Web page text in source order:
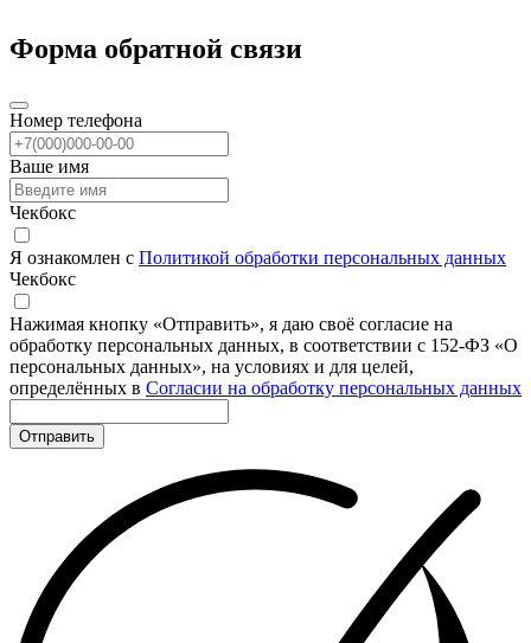
Форма обратной связи
Номер телефона
Ваше имя
Чекбокс
Я ознакомлен с Политикой обработки персональных данных
Чекбокс
Нажимая кнопку «Отправить», я даю своё согласие на
обработку персональных данных, в соответствии с 152-ФЗ «О
персональных данных», на условиях и для целей,
определённых в Согласии на обработку персональных данных
Отправить